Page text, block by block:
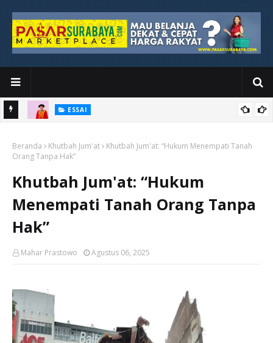
ESSAI
Tidak Berhenti di Panggung Wisuda
Beranda Khutbah Jum'at
Khutbah Jum'at: “Hukum Menempati Tanah
Orang Tanpa Hak”
Khutbah Jum'at: “Hukum
Menempati Tanah Orang Tanpa
Hak”
Mahar Prastowo Agustus 06, 2025